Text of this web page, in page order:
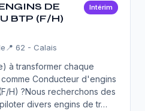
DE
BTP (F/H)
Intérim
📍 62 - Calais
à transformer chaque
Conducteur d'engins
H) ?Nous recherchons des
divers engins de tr…